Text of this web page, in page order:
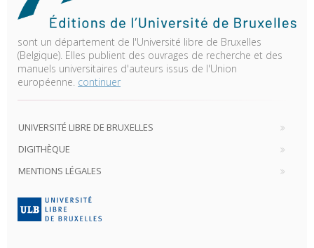
sont un département de l'Université libre de Bruxelles
(Belgique). Elles publient des ouvrages de recherche et des
manuels universitaires d'auteurs issus de l'Union
européenne. continuer
UNIVERSITÉ LIBRE DE BRUXELLES
DIGITHÈQUE
MENTIONS LÉGALES